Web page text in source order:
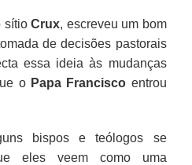
sítioCrux, escreveu um bom
de decisões pastorais
essa ideia às mudanças
o Papa Francisco entrou
bispos e teólogos se
eles veem como uma